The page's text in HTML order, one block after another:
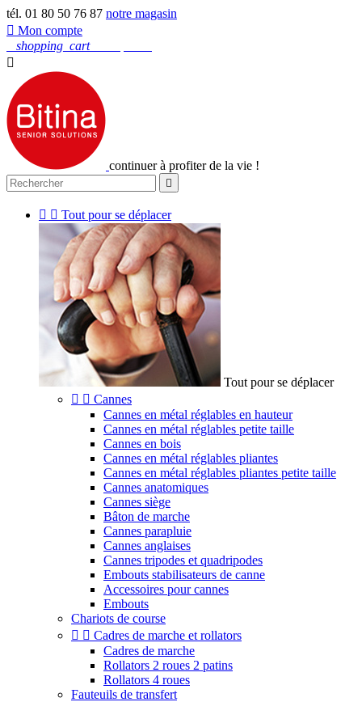
tél. 01 80 50 76 87 notre magasin
 Mon compte
shopping_cart

continuer à profiter de la vie !

  Tout pour se déplacer
Tout pour se déplacer
  Cannes
Cannes en métal réglables en hauteur
Cannes en métal réglables petite taille
Cannes en bois
Cannes en métal réglables pliantes
Cannes en métal réglables pliantes petite taille
Cannes anatomiques
Cannes siège
Bâton de marche
Cannes parapluie
Cannes anglaises
Cannes tripodes et quadripodes
Embouts stabilisateurs de canne
Accessoires pour cannes
Embouts
Chariots de course
  Cadres de marche et rollators
Cadres de marche
Rollators 2 roues 2 patins
Rollators 4 roues
Fauteuils de transfert